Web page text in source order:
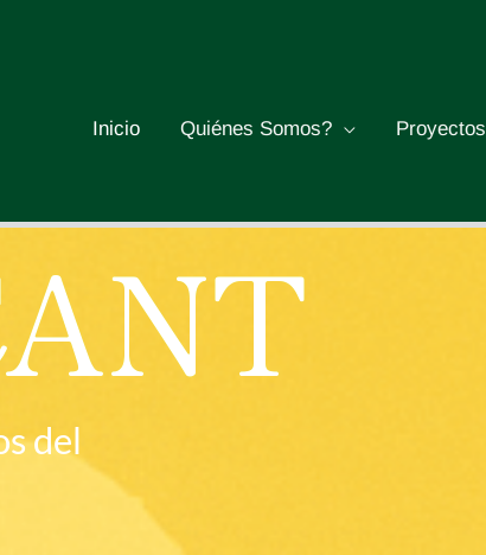
Inicio Quiénes Somos? Proyectos
del